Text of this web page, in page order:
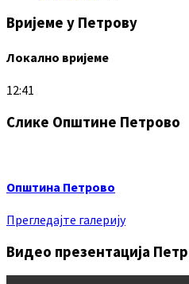
Вријеме у Петрову
Локално вријеме
12:41
Слике Општине Петрово
Општина Петрово
Прегледајте галерију
Видео презентација